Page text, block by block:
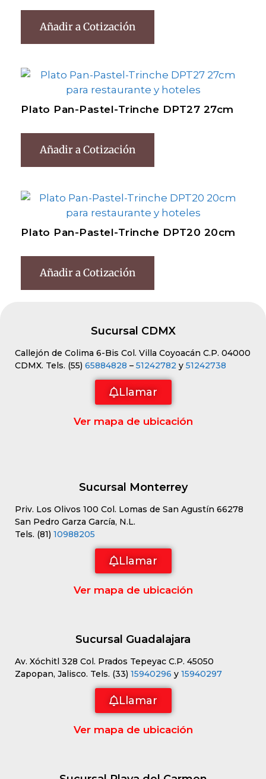
Añadir a Cotización
Plato Pan-Pastel-Trinche DPT27 27cm
Añadir a Cotización
Plato Pan-Pastel-Trinche DPT20 20cm
Añadir a Cotización
Sucursal CDMX
Callejón de Colima 6-Bis Col. Villa Coyoacán C.P. 04000
CDMX. Tels. (55) 65884828 – 51242782 y 51242738
Llamar
Ver mapa de ubicación
Sucursal Monterrey
Priv. Los Olivos 100 Col. Lomas de San Agustín 66278
San Pedro Garza García, N.L.
Tels. (81) 10988205
Llamar
Ver mapa de ubicación
Sucursal Guadalajara
Av. Xóchitl 328 Col. Prados Tepeyac C.P. 45050
Zapopan, Jalisco. Tels. (33) 15940296 y 15940297
Llamar
Ver mapa de ubicación